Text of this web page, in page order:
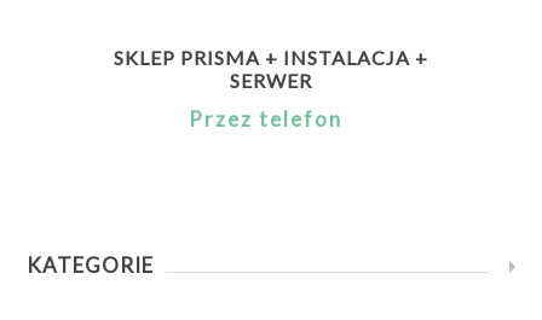
SKLEP PRISMA + INSTALACJA +
SERWER
Przez telefon
KATEGORIE